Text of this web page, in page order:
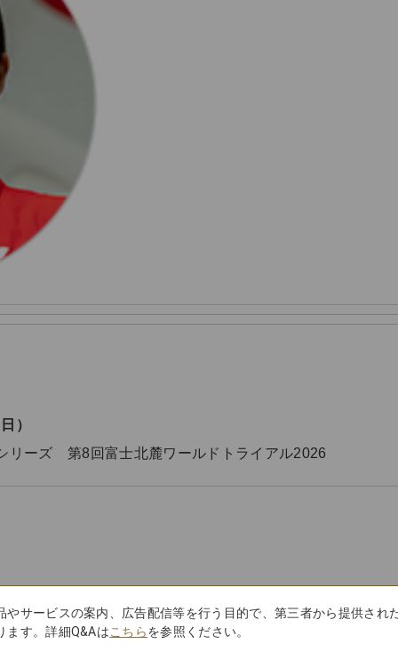
）
リーズ 第8回富士北麓ワールドトライアル2026
吉川 崚
サービスの案内、広告配信等を行う目的で、第三者から提供され
ます。詳細Q&Aはこちらを参照ください。